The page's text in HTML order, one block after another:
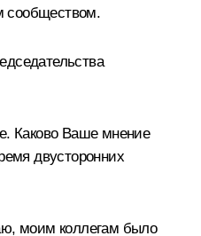
сообществом.
Каково Ваше мнение
двусторонних
моим коллегам было